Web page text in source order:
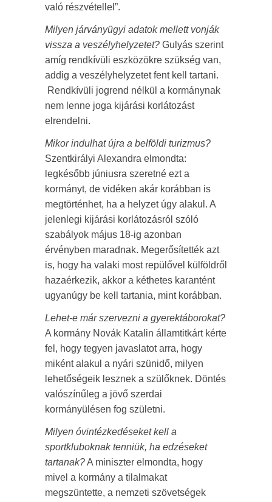
való részvétellel”.
Milyen járványügyi adatok mellett vonják
vissza a veszélyhelyzetet? Gulyás szerint
amíg rendkívüli eszközökre szükség van,
addig a veszélyhelyzetet fent kell tartani.
Rendkívüli jogrend nélkül a kormánynak
nem lenne joga kijárási korlátozást
elrendelni.
Mikor indulhat újra a belföldi turizmus?
Szentkirályi Alexandra elmondta:
legkésőbb júniusra szeretné ezt a
kormányt, de vidéken akár korábban is
megtörténhet, ha a helyzet úgy alakul. A
jelenlegi kijárási korlátozásról szóló
szabályok május 18-ig azonban
érvényben maradnak. Megerősítették azt
is, hogy ha valaki most repülővel külföldről
hazaérkezik, akkor a kéthetes karantént
ugyanúgy be kell tartania, mint korábban.
Lehet-e már szervezni a gyerektáborokat?
A kormány Novák Katalin államtitkárt kérte
fel, hogy tegyen javaslatot arra, hogy
miként alakul a nyári szünidő, milyen
lehetőségeik lesznek a szülőknek. Döntés
valószínűleg a jövő szerdai
kormányülésen fog születni.
Milyen óvintézkedéseket kell a
sportkluboknak tenniük, ha edzéseket
tartanak?A miniszter elmondta, hogy
mivel a kormány a tilalmakat
megszüntette, a nemzeti szövetségek